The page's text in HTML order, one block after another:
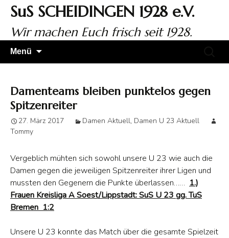
Zum
Inhalt
springen
SuS SCHEIDINGEN 1928 e.V.
Wir machen Euch frisch seit 1928.
Menü
Damenteams bleiben punktelos gegen
Spitzenreiter
27. März 2017 Damen Aktuell, Damen U 23 Aktuell
Tommy
Vergeblich mühten sich sowohl unsere U 23 wie auch die
Damen gegen die jeweiligen Spitzenreiter ihrer Ligen und
mussten den Gegenern die Punkte überlassen…… 1.)
Frauen Kreisliga A Soest/Lippstadt: SuS U 23 gg. TuS
Bremen 1:2
Unsere U 23 konnte das Match über die gesamte Spielzeit